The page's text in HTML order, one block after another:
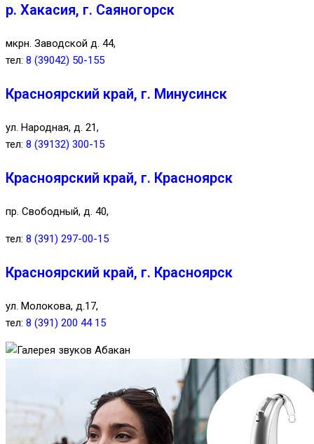
р. Хакасия, г. Саяногорск
мкрн. Заводской д. 44,
тел: 8 (39042) 50-155
Красноярский край, г. Минусинск
ул. Народная, д. 21,
тел: 8 (39132) 300-15
Красноярский край, г. Красноярск
пр. Свободный, д. 40,
тел: 8 (391) 297-00-15
Красноярский край, г. Красноярск
ул. Молокова, д.17,
тел: 8 (391) 200 44 15